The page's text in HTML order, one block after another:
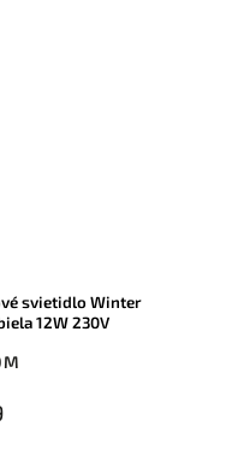
svietidlo Winter
12W 230V